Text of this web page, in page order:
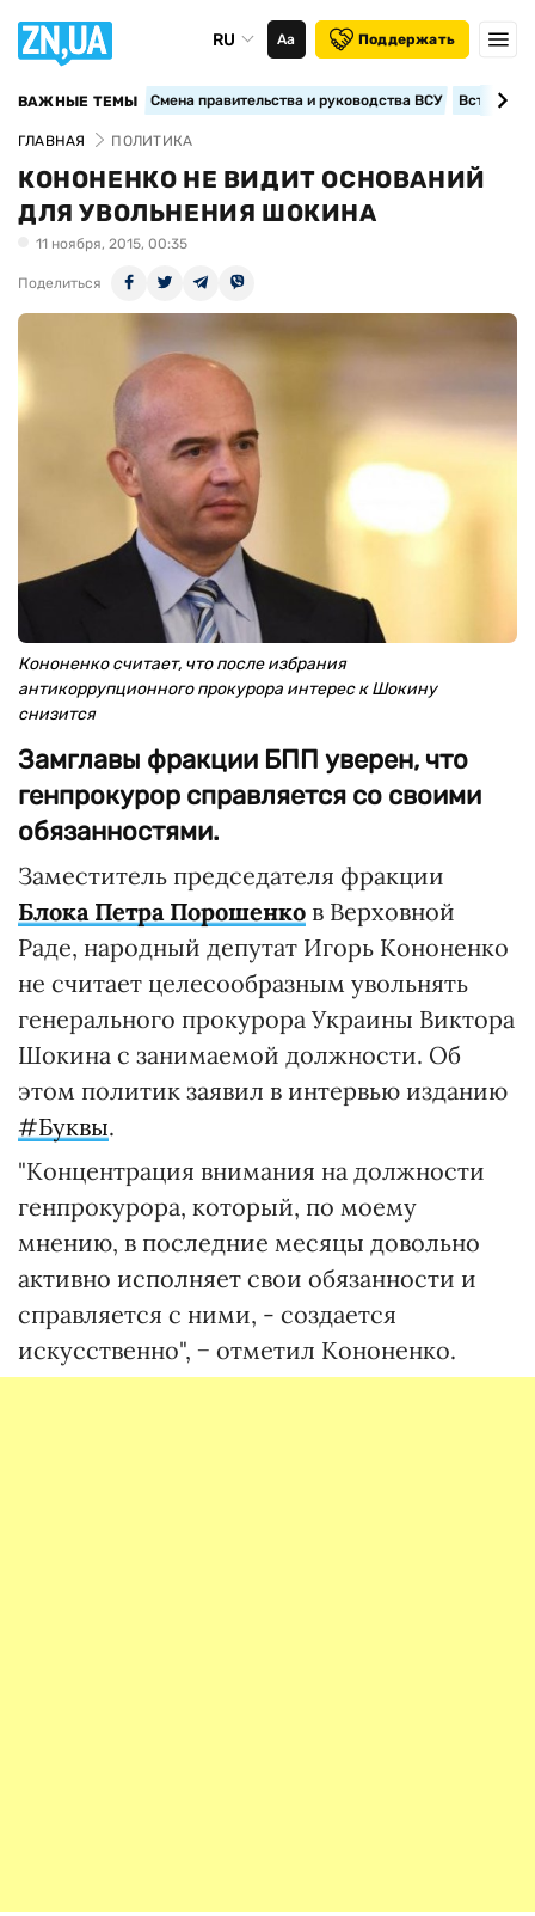
RU Аа Поддержать
ВАЖНЫЕ ТЕМЫ Смена правительства и руководства ВСУ
ГЛАВНАЯ ПОЛИТИКА
КОНОНЕНКО НЕ ВИДИТ ОСНОВАНИЙ
ДЛЯ УВОЛЬНЕНИЯ ШОКИНА
11 ноября, 2015, 00:35
Поделиться
Кононенко считает, что после избрания
антикоррупционного прокурора интерес к Шокину
снизится
Замглавы фракции БПП уверен, что
генпрокурор справляется со своими
обязанностями.
Заместитель председателя фракции
Блока Петра Порошенко в Верховной
Раде, народный депутат Игорь Кононенко
не считает целесообразным увольнять
генерального прокурора Украины Виктора
Шокина с занимаемой должности. Об
этом политик заявил в интервью изданию
#Буквы.
"Концентрация внимания на должности
генпрокурора, который, по моему
мнению, в последние месяцы довольно
активно исполняет свои обязанности и
справляется с ними, - создается
искусственно", − отметил Кононенко.